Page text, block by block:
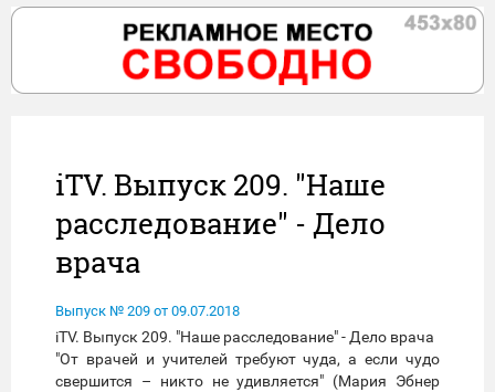
iTV. Выпуск 209. "Наше
расследование" - Дело
врача
Выпуск № 209 от 09.07.2018
iTV. Выпуск 209. "Наше расследование" - Дело врача
"От врачей и учителей требуют чуда, а если чудо
свершится – никто не удивляется" (Мария Эбнер